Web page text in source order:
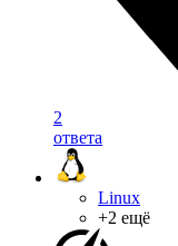
2
ответа
Linux
+2 ещё